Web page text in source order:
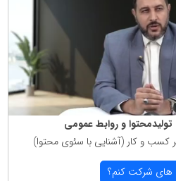
و روابط عمومی
كسب و كار (آشنایی با سئوی محتوا)
های شركت كنم؟